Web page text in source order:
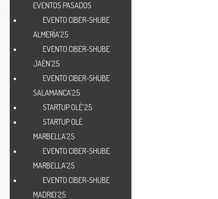
EVENTOS PASADOS
EVENTO CIBER-SHUBE
ALMERÍA’25
EVENTO CIBER-SHUBE
JAÉN’25
EVENTO CIBER-SHUBE
SALAMANCA’25
STARTUP OLÉ’25
STARTUP OLÉ
MARBELLA’25
EVENTO CIBER-SHUBE
MARBELLA’25
EVENTO CIBER-SHUBE
MADRID’25